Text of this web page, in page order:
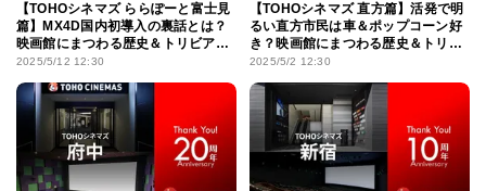
【TOHOシネマズ ららぽーと富士見
篇】MX4D国内初導入の裏話とは？
映画館にまつわる歴史＆トリビアを
大特集！
2025/5/12 12:30
【TOHOシネマズ 直方篇】活発で明
るい直方市民は車＆ポップコーン好
き？映画館にまつわる歴史＆トリビ
アを大特集！
2025/5/2 12:30